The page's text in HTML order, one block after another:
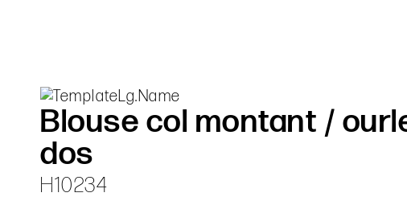
Blouse col montant /
dos
H10234